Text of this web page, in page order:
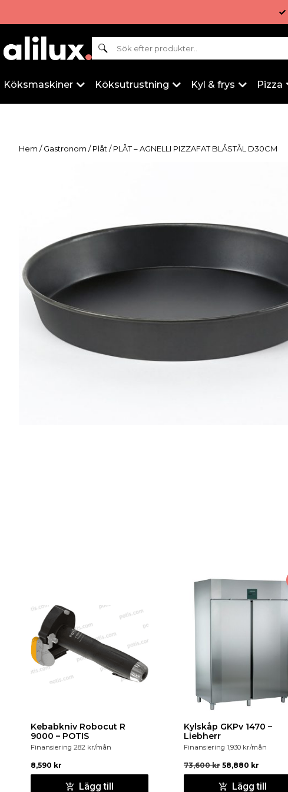
Sök
Köksmaskiner Köksutrustning Kyl & frys Pizza
Hem /Gastronom /Plåt / PLÅT – AGNELLI PIZZAFAT BLÅSTÅL D30CM
Kebabkniv Robocut R
9000 – POTIS
Finansiering 282 kr/mån
8,590 kr
Lägg till
Kylskåp GKPv 1470 –
Liebherr
Finansiering 1,930 kr/mån
73,600kr 58,880 kr
Lägg till